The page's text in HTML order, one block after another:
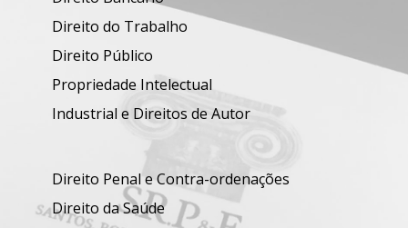
Direito do Trabalho
Direito Público
Propriedade Intelectual
Industrial e Direitos de Autor
Direito Penal e Contra-ordenações
Direito da Saúde